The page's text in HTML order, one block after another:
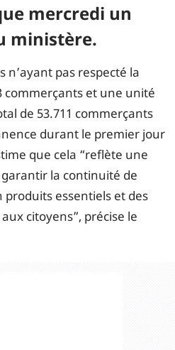
mercredi un
ministère.
n’ayant pas respecté la
commerçants et une unité
de 53.711 commerçants
durant le premier jour
que cela “reflète une
la continuité de
essentiels et des
citoyens”, précise le